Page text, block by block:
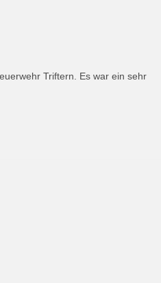
Triftern. Es war ein sehr